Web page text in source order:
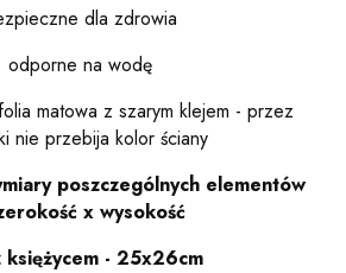
dla zdrowia
odporne na wodę
matowa z szarym klejem - przez
nie przebija kolor ściany
poszczególnych elementów
x wysokość
księżycem - 25x26cm